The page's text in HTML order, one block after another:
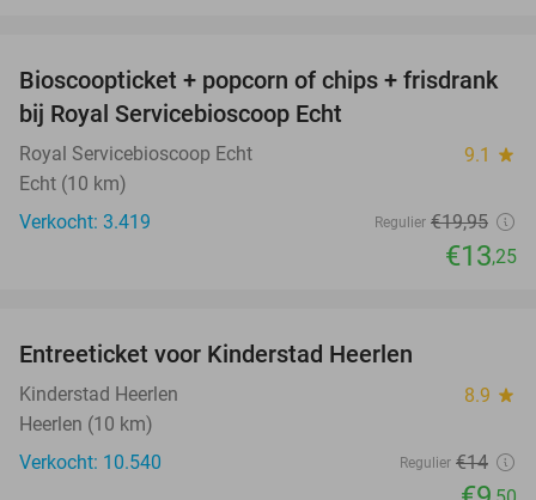
34%
Bioscoopticket + popcorn of chips + frisdrank
bij Royal Servicebioscoop Echt
Royal Servicebioscoop Echt 9.1 star
Echt (10 km)
Verkocht: 3.419
Regulier €19,95
€13,25
Entreeticket voor Kinderstad Heerlen
Kinderstad Heerlen 8.9 star
Heerlen (10 km)
Verkocht: 10.540
Regulier €14